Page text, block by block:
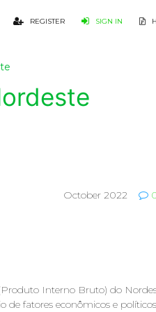
REGISTER SIGN IN
October 2022
Interno Bruto) do
de fatores econômicos e